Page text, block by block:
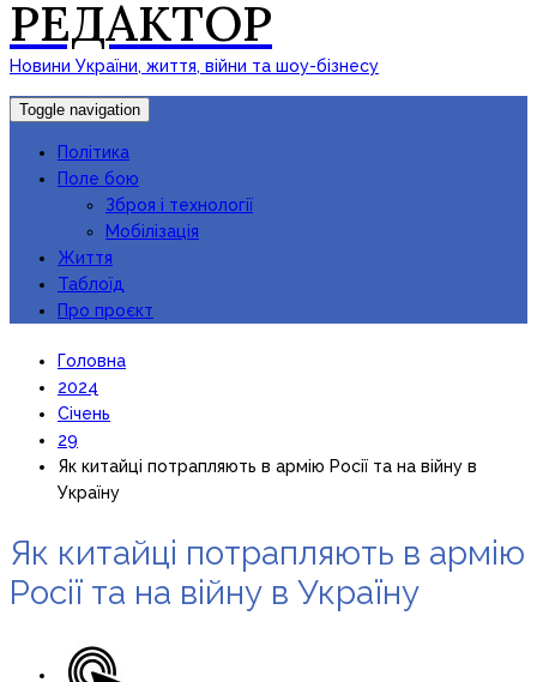
РЕДАКТОР
Новини України, життя, війни та шоу-бізнесу
Toggle navigation
Політика
Поле бою
Зброя і технології
Мобілізація
Життя
Таблоїд
Про проєкт
Головна
2024
Січень
29
Як китайці потрапляють в армію Росії та на війну в
Україну
Як китайці потрапляють в армію
Росії та на війну в Україну